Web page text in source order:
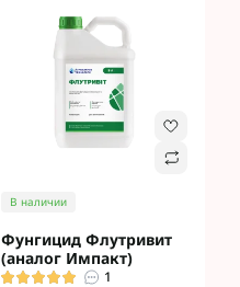
В наличии
Фунгицид Флутривит
(аналог Импакт)
1